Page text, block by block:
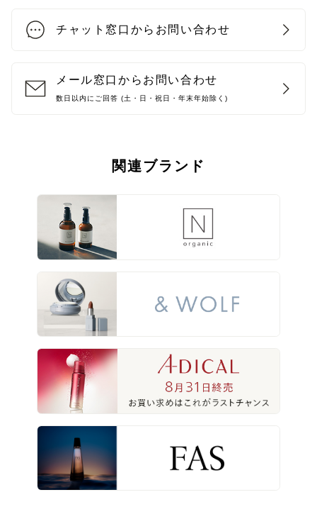
チャット窓口からお問い合わせ
メール窓口からお問い合わせ
数日以内にご回答 (土・日・祝日・年末年始除く)
関連ブランド